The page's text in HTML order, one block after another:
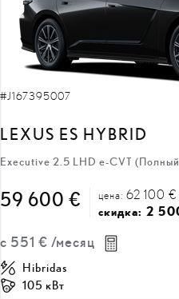
#J167395007
LEXUS ES HYBRID
Executive 2.5 LHD e-CVT
59 600 € цена: 62 100 €
скидка: 2
с 551 € /месяц
Hibridas
105 кВт